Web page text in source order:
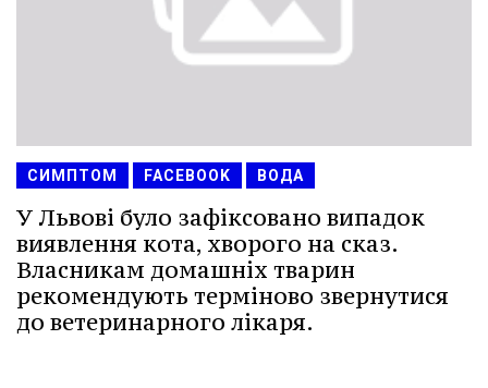
СИМПТОМ FACEBOOK ВОДА
У Львові було зафіксовано випадок
виявлення кота, хворого на сказ.
Власникам домашніх тварин
рекомендують терміново звернутися
до ветеринарного лікаря.